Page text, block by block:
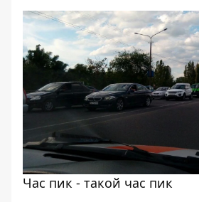
Час пик - такой час пик